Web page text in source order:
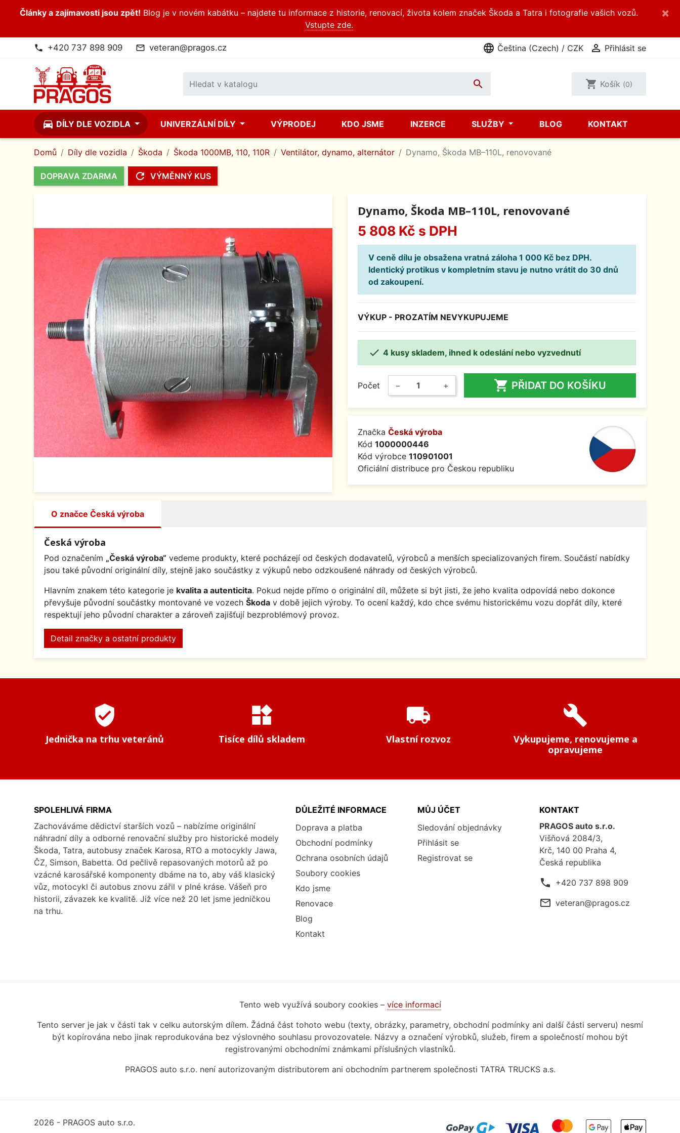
Články a zajímavosti jsou zpět! Blog je v novém kabátku – najdete tu informace z historie, renovací, života kolem značek Škoda a Tatra i fotografie vašich vozů.
Vstupte zde.
×
phone +420 737 898 909 mail_outline veteran@pragos.cz language Čeština (Czech) / CZK  Přihlásit se
 shopping_cart Košík (0)
directions_car DÍLY DLE VOZIDLA UNIVERZÁLNÍ DÍLY VÝPRODEJ KDO JSME INZERCE SLUŽBY BLOG KONTAKT
Domů Díly dle vozidla Škoda Škoda 1000MB, 110, 110R Ventilátor, dynamo, alternátor Dynamo, Škoda MB–110L, renovované
DOPRAVA ZDARMA refresh VÝMĚNNÝ KUS
Dynamo, Škoda MB–110L, renovované
5 808 Kč s DPH
V ceně dílu je obsažena vratná záloha 1 000 Kč bez DPH.
Identický protikus v kompletním stavu je nutno vrátit do 30 dnů
od zakoupení.
VÝKUP - PROZATÍM NEVYKUPUJEME
 4 kusy skladem, ihned k odeslání nebo vyzvednutí
Počet − +  PŘIDAT DO KOŠÍKU
Značka Česká výroba
Kód 1000000446
Kód výrobce 110901001
Oficiální distribuce pro Českou republiku
O značce Česká výroba
Česká výroba
Pod označením „Česká výroba“ vedeme produkty, které pocházejí od českých dodavatelů, výrobců a menších specializovaných firem. Součástí nabídky
jsou také původní originální díly, stejně jako součástky z výkupů nebo odzkoušené náhrady od českých výrobců.
Hlavním znakem této kategorie je kvalita a autenticita. Pokud nejde přímo o originální díl, můžete si být jisti, že jeho kvalita odpovídá nebo dokonce
převyšuje původní součástky montované ve vozech Škoda v době jejich výroby. To ocení každý, kdo chce svému historickému vozu dopřát díly, které
respektují jeho původní charakter a zároveň zajišťují bezproblémový provoz.
Detail značky a ostatní produkty
verified_user
Jednička na trhu veteránů
widgets
Tisíce dílů skladem
local_shipping
Vlastní rozvoz
build
Vykupujeme, renovujeme a
opravujeme
SPOLEHLIVÁ FIRMA
Zachováváme dědictví starších vozů – nabízíme originální
náhradní díly a odborné renovační služby pro historické modely
Škoda, Tatra, autobusy značek Karosa, RTO a motocykly Jawa,
ČZ, Simson, Babetta. Od pečlivě repasovaných motorů až po
vzácné karosářské komponenty dbáme na to, aby váš klasický
vůz, motocykl či autobus znovu zářil v plné kráse. Vášeň pro
historii, závazek ke kvalitě. Již více než 20 let jsme jedničkou
na trhu.
DŮLEŽITÉ INFORMACE
Doprava a platba
Obchodní podmínky
Ochrana osobních údajů
Soubory cookies
Kdo jsme
Renovace
Blog
Kontakt
MŮJ ÚČET
Sledování objednávky
Přihlásit se
Registrovat se
KONTAKT
PRAGOS auto s.r.o.
Višňová 2084/3,
Krč, 140 00 Praha 4,
Česká republika
phone +420 737 898 909
mail_outline veteran@pragos.cz
Tento web využívá soubory cookies – více informací
Tento server je jak v části tak v celku autorským dílem. Žádná část tohoto webu (texty, obrázky, parametry, obchodní podmínky ani další části serveru) nesmí
být kopírována nebo jinak reprodukována bez výslovného souhlasu provozovatele. Názvy a označení výrobků, služeb, firem a společností mohou být
registrovanými obchodními známkami příslušných vlastníků.
PRAGOS auto s.r.o. není autorizovaným distributorem ani obchodním partnerem společnosti TATRA TRUCKS a.s.
2026 - PRAGOS auto s.r.o.